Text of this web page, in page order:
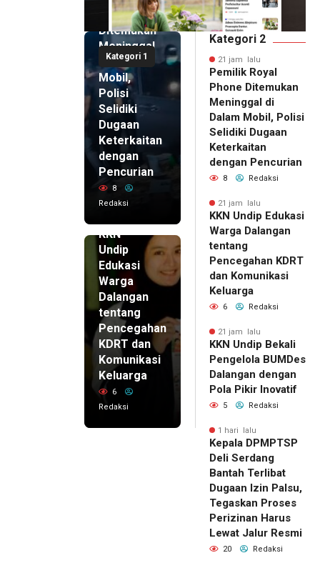
Kategori 1
Phone
Ditemukan
Meninggal
di Dalam
Mobil,
Polisi
Selidiki
Dugaan
Keterkaitan
dengan
Pencurian
8
Redaksi
KKN
Undip
Edukasi
Warga
Dalangan
tentang
Pencegahan
KDRT dan
Komunikasi
Keluarga
6
Redaksi
Kategori 2
21 jam lalu
Pemilik Royal
Phone Ditemukan
Meninggal di
Dalam Mobil, Polisi
Selidiki Dugaan
Keterkaitan
dengan Pencurian
8 Redaksi
21 jam lalu
KKN Undip Edukasi
Warga Dalangan
tentang
Pencegahan KDRT
dan Komunikasi
Keluarga
6 Redaksi
21 jam lalu
KKN Undip Bekali
Pengelola BUMDes
Dalangan dengan
Pola Pikir Inovatif
5 Redaksi
1 hari lalu
Kepala DPMPTSP
Deli Serdang
Bantah Terlibat
Dugaan Izin Palsu,
Tegaskan Proses
Perizinan Harus
Lewat Jalur Resmi
20 Redaksi